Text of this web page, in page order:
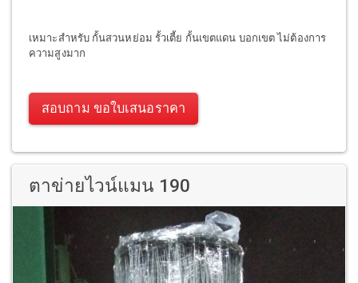
เหมาะสำหรับ กั้นสวนหย่อม รั้วเตี้ย กั้นเขตแดน บอกเขต ไม่ต้องการ
ความสูงมาก
สอบถาม ขอใบเสนอราคา
ตาข่ายไวน์แมน 190